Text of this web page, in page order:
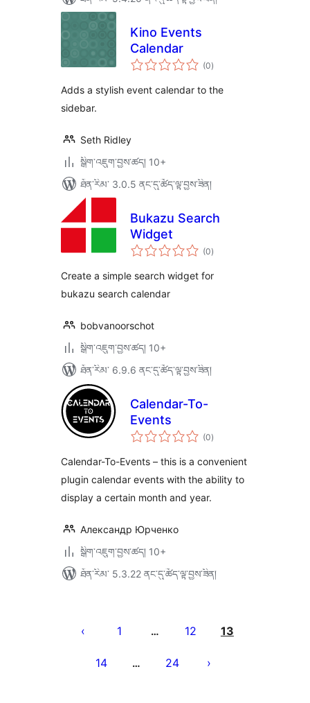
Kino Events
Calendar
(0གདེང་
འཇོག་
ཚང་།
)
Adds a stylish event calendar to the
sidebar.
Seth Ridley
སྒྲིག་འཇུག་བྱས་ཚད། 10+
ཐོན་རིམ་ 3.0.5 ནང་དུ་ཚོད་ལྟ་བྱས་ཟིན།
Bukazu Search
Widget
(0གདེང་
འཇོག་
ཚང་།
)
Create a simple search widget for
bukazu search calendar
bobvanoorschot
སྒྲིག་འཇུག་བྱས་ཚད། 10+
ཐོན་རིམ་ 6.9.6 ནང་དུ་ཚོད་ལྟ་བྱས་ཟིན།
Calendar-To-
Events
(0གདེང་
འཇོག་
ཚང་།
)
Calendar-To-Events – this is a convenient
plugin calendar events with the ability to
display a certain month and year.
Александр Юрченко
སྒྲིག་འཇུག་བྱས་ཚད། 10+
ཐོན་རིམ་ 5.3.22 ནང་དུ་ཚོད་ལྟ་བྱས་ཟིན།
pagination
1 … 12 13
14 … 24